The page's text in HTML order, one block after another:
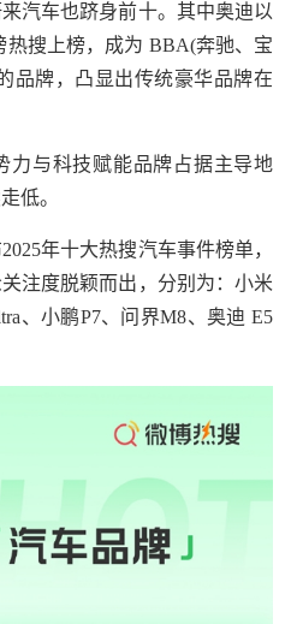
汽车也跻身前十。其中奥迪以
热搜上榜，成为 BBA(奔驰、宝
品牌，凸显出传统豪华品牌在
与科技赋能品牌占据主导地
低。
年十大热搜汽车事件榜单，
注度脱颖而出，分别为：小米
、小鹏P7、问界M8、奥迪 E5